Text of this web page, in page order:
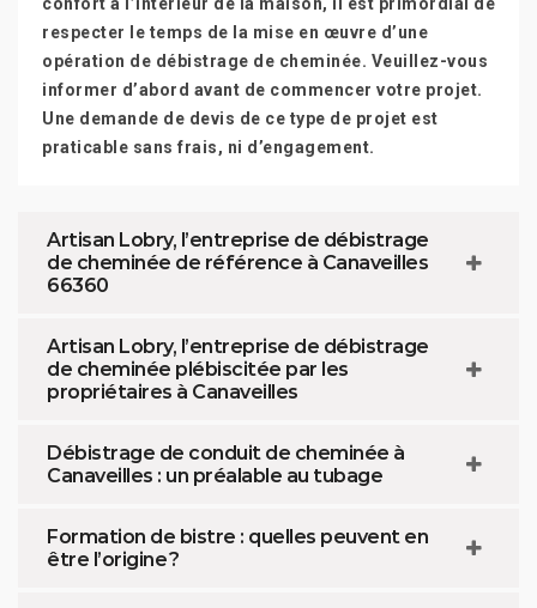
respecter le temps de la mise en œuvre d’une
opération de débistrage de cheminée. Veuillez-vous
informer d’abord avant de commencer votre projet.
Une demande de devis de ce type de projet est
praticable sans frais, ni d’engagement.
Artisan Lobry, l’entreprise de débistrage
de cheminée de référence à Canaveilles
66360
Artisan Lobry, l’entreprise de débistrage
de cheminée plébiscitée par les
propriétaires à Canaveilles
Débistrage de conduit de cheminée à
Canaveilles : un préalable au tubage
Formation de bistre : quelles peuvent en
être l’origine ?